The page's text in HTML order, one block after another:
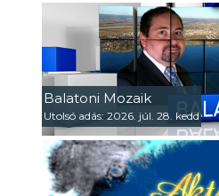
Balatoni Mozaik
Utolsó adás: 2026. júl. 28. kedd